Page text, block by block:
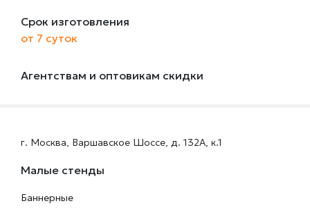
Срок изготовления
от 7 суток
Агентствам и оптовикам скидки
г. Москва, Варшавское Шоссе, д. 132А, к.1
Малые стенды
Баннерные